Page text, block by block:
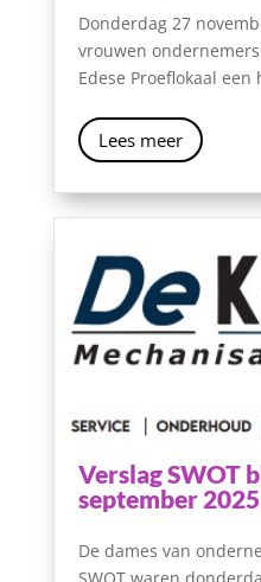
Donderdag 27
vrouwen
Edese Proeflokaal een
Lees meer
Verslag SWOT
september 2025
De dames van